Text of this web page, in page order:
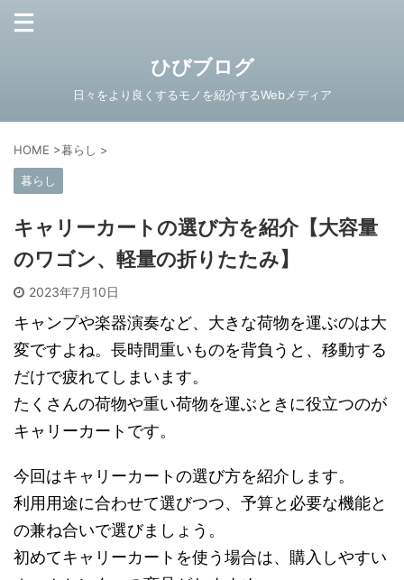
ひびブログ
日々をより良くするモノを紹介するWebメディア
HOME >暮らし >
暮らし
キャリーカートの選び方を紹介【大容量
のワゴン、軽量の折りたたみ】
2023年7月10日
キャンプや楽器演奏など、大きな荷物を運ぶのは大
変ですよね。長時間重いものを背負うと、移動する
だけで疲れてしまいます。
たくさんの荷物や重い荷物を運ぶときに役立つのが
キャリーカートです。
今回はキャリーカートの選び方を紹介します。
利用用途に合わせて選びつつ、予算と必要な機能と
の兼ね合いで選びましょう。
初めてキャリーカートを使う場合は、購入しやすい